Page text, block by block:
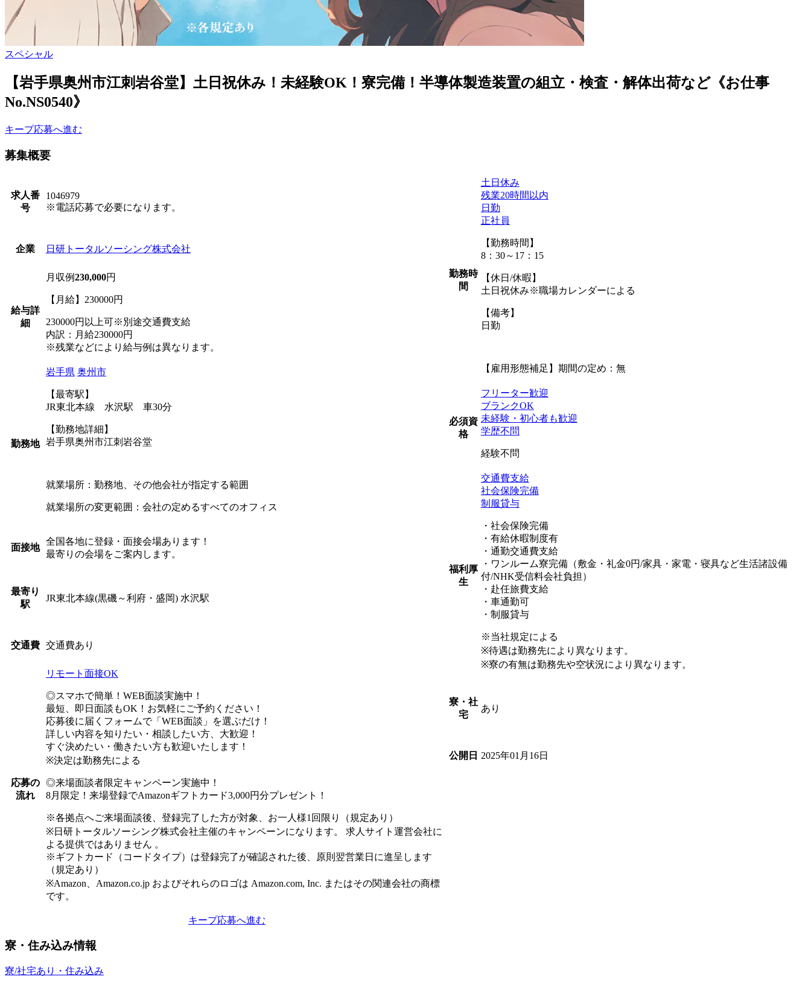
スペシャル
【岩手県奥州市江刺岩谷堂】土日祝休み！未経験OK！寮完備！半導体製造装置の組立・検査・解体出荷など《お仕事
No.NS0540》
キープ応募へ進む
募集概要
求人番
号
1046979
※電話応募で必要になります。
企業 日研トータルソーシング株式会社
給与詳
細
月収例230,000円
【月給】230000円
230000円以上可※別途交通費支給
内訳：月給230000円
※残業などにより給与例は異なります。
勤務地
岩手県 奥州市
【最寄駅】
JR東北本線 水沢駅 車30分
【勤務地詳細】
岩手県奥州市江刺岩谷堂
就業場所：勤務地、その他会社が指定する範囲
就業場所の変更範囲：会社の定めるすべてのオフィス
面接地
全国各地に登録・面接会場あります！
最寄りの会場をご案内します。
最寄り
駅
JR東北本線(黒磯～利府・盛岡) 水沢駅
交通費 交通費あり
応募の
流れ
リモート面接OK
◎スマホで簡単！WEB面談実施中！
最短、即日面談もOK！お気軽にご予約ください！
応募後に届くフォームで「WEB面談」を選ぶだけ！
詳しい内容を知りたい・相談したい方、大歓迎！
すぐ決めたい・働きたい方も歓迎いたします！
※決定は勤務先による
◎来場面談者限定キャンペーン実施中！
8月限定！来場登録でAmazonギフトカード3,000円分プレゼント！
※各拠点へご来場面談後、登録完了した方が対象、お一人様1回限り（規定あり）
※日研トータルソーシング株式会社主催のキャンペーンになります。 求人サイト運営会社に
よる提供ではありません 。
※ギフトカード（コードタイプ）は登録完了が確認された後、原則翌営業日に進呈します
（規定あり）
※Amazon、Amazon.co.jp およびそれらのロゴは Amazon.com, Inc. またはその関連会社の商標
です。
勤務時
間
土日休み
残業20時間以内
日勤
正社員
【勤務時間】
8：30～17：15
【休日/休暇】
土日祝休み※職場カレンダーによる
【備考】
日勤
【雇用形態補足】期間の定め：無
必須資
格
フリーター歓迎
ブランクOK
未経験・初心者も歓迎
学歴不問
経験不問
福利厚
生
交通費支給
社会保険完備
制服貸与
・社会保険完備
・有給休暇制度有
・通勤交通費支給
・ワンルーム寮完備（敷金・礼金0円/家具・家電・寝具など生活諸設備
付/NHK受信料会社負担）
・赴任旅費支給
・車通勤可
・制服貸与
※当社規定による
※待遇は勤務先により異なります。
※寮の有無は勤務先や空状況により異なります。
寮・社
宅
あり
公開日 2025年01月16日
キープ応募へ進む
寮・住み込み情報
寮/社宅あり・住み込み